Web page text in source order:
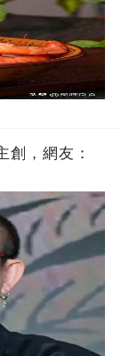
創，網友：